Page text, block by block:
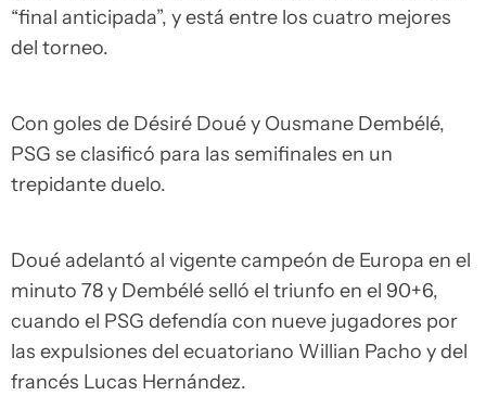
“final anticipada”, y está entre los cuatro mejores
del torneo.
Con goles de Désiré Doué y Ousmane Dembélé,
PSG se clasificó para las semifinales en un
trepidante duelo.
Doué adelantó al vigente campeón de Europa en el
minuto 78 y Dembélé selló el triunfo en el 90+6,
cuando el PSG defendía con nueve jugadores por
las expulsiones del ecuatoriano Willian Pacho y del
francés Lucas Hernández.